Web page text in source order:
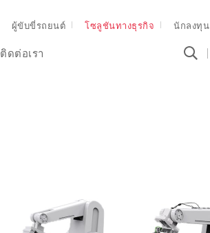
ผู้ขับขี่รถยนต์ โซลูชันทางธุรกิจ นักลงทุน
ติดต่อเรา